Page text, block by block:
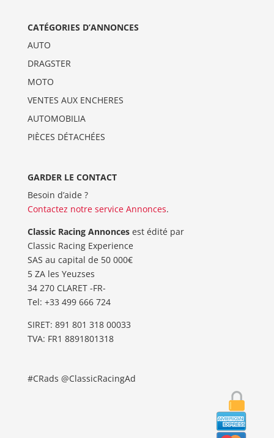
CATÉGORIES D’ANNONCES
AUTO
DRAGSTER
MOTO
VENTES AUX ENCHERES
AUTOMOBILIA
PIÈCES DÉTACHÉES
GARDER LE CONTACT
Besoin d’aide ?
Contactez notre service Annonces.
Classic Racing Annoncesest édité par
Classic Racing Experience
SAS au capital de 50 000€
5 ZA les Yeuzses
34 270 CLARET -FR-
Tel: ‭+33 499 666 724‬
SIRET: 891 801 318 00033
TVA: FR1 8891801318
#CRads @ClassicRacingAd